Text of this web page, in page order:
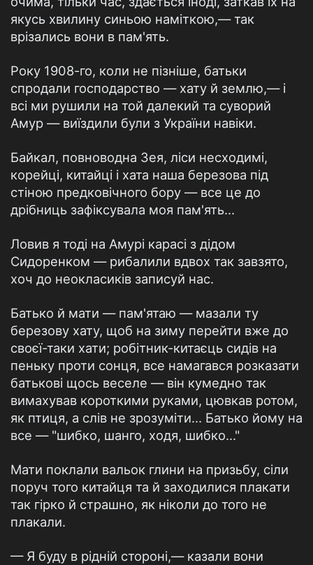
якусь хвилину синьою наміткою,— так
врізались вони в пам'ять.
Року 1908-го, коли не пізніше, батьки
спродали господарство — хату й землю,— і
всі ми рушили на той далекий та суворий
Амур — виїздили були з України навіки.
Байкал, повноводна Зея, ліси несходимі,
корейці, китайці і хата наша березова під
стіною предковічного бору — все це до
дрібниць зафіксувала моя пам'ять...
Ловив я тоді на Амурі карасі з дідом
Сидоренком — рибалили вдвох так завзято,
хоч до неокласиків записуй нас.
Батько й мати — пам'ятаю — мазали ту
березову хату, щоб на зиму перейти вже до
своєї-таки хати; робітник-китаєць сидів на
пеньку проти сонця, все намагався розказати
батькові щось веселе — він кумедно так
вимахував короткими руками, цювкав ротом,
як птиця, а слів не зрозуміти… Батько йому на
все — "шибко, шанго, ходя, шибко..."
Мати поклали вальок глини на призьбу, сіли
поруч того китайця та й заходилися плакати
так гірко й страшно, як ніколи до того не
плакали.
— Я буду в рідній стороні,— казали вони